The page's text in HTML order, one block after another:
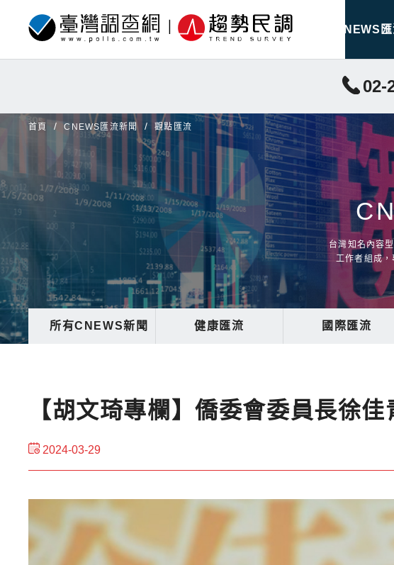
CNEWS匯
02-
首頁 CNEWS匯流新聞 觀點匯流
台灣知名內容
工作者組成
所有CNEWS新聞 健康匯流 國際匯流
【胡文琦專欄】僑委會委員長徐
2024-03-29